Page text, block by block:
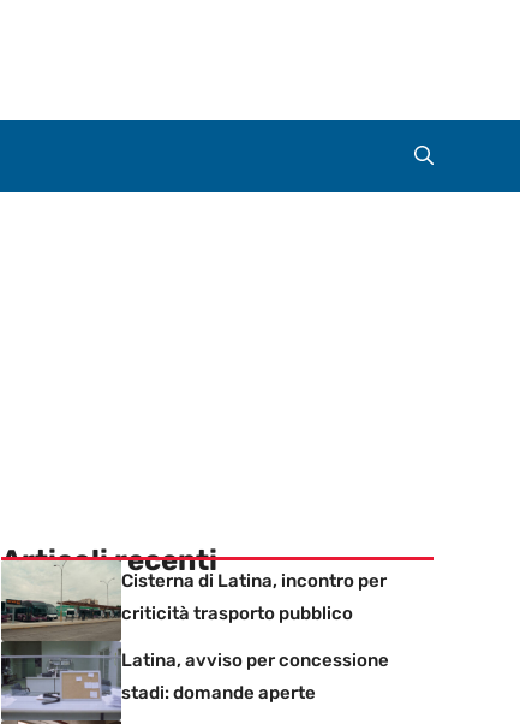
Articoli recenti
Cisterna di Latina, incontro per
criticità trasporto pubblico
Latina, avviso per concessione
stadi: domande aperte